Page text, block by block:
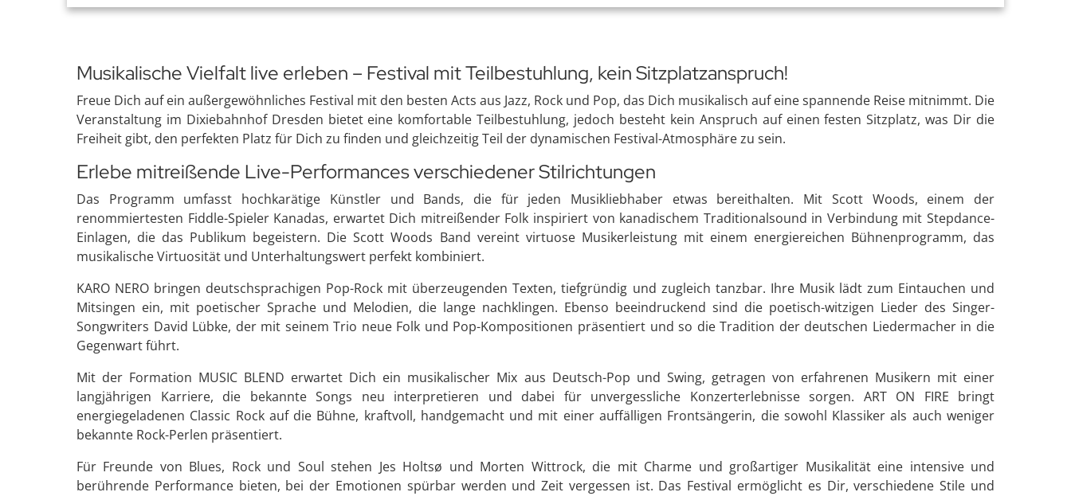
Musikalische Vielfalt live erleben – Festival mit Teilbestuhlung, kein Sitzplatzanspruch!
Freue Dich auf ein außergewöhnliches Festival mit den besten Acts aus Jazz, Rock und Pop, das Dich musikalisch auf eine spannende Reise mitnimmt. Die
Veranstaltung im Dixiebahnhof Dresden bietet eine komfortable Teilbestuhlung, jedoch besteht kein Anspruch auf einen festen Sitzplatz, was Dir die
Freiheit gibt, den perfekten Platz für Dich zu finden und gleichzeitig Teil der dynamischen Festival-Atmosphäre zu sein.
Erlebe mitreißende Live-Performances verschiedener Stilrichtungen
Das Programm umfasst hochkarätige Künstler und Bands, die für jeden Musikliebhaber etwas bereithalten. Mit Scott Woods, einem der
renommiertesten Fiddle-Spieler Kanadas, erwartet Dich mitreißender Folk inspiriert von kanadischem Traditionalsound in Verbindung mit Stepdance-
Einlagen, die das Publikum begeistern. Die Scott Woods Band vereint virtuose Musikerleistung mit einem energiereichen Bühnenprogramm, das
musikalische Virtuosität und Unterhaltungswert perfekt kombiniert.
KARO NERO bringen deutschsprachigen Pop-Rock mit überzeugenden Texten, tiefgründig und zugleich tanzbar. Ihre Musik lädt zum Eintauchen und
Mitsingen ein, mit poetischer Sprache und Melodien, die lange nachklingen. Ebenso beeindruckend sind die poetisch-witzigen Lieder des Singer-
Songwriters David Lübke, der mit seinem Trio neue Folk und Pop-Kompositionen präsentiert und so die Tradition der deutschen Liedermacher in die
Gegenwart führt.
Mit der Formation MUSIC BLEND erwartet Dich ein musikalischer Mix aus Deutsch-Pop und Swing, getragen von erfahrenen Musikern mit einer
langjährigen Karriere, die bekannte Songs neu interpretieren und dabei für unvergessliche Konzerterlebnisse sorgen. ART ON FIRE bringt
energiegeladenen Classic Rock auf die Bühne, kraftvoll, handgemacht und mit einer auffälligen Frontsängerin, die sowohl Klassiker als auch weniger
bekannte Rock-Perlen präsentiert.
Für Freunde von Blues, Rock und Soul stehen Jes Holtsø und Morten Wittrock, die mit Charme und großartiger Musikalität eine intensive und
berührende Performance bieten, bei der Emotionen spürbar werden und Zeit vergessen ist. Das Festival ermöglicht es Dir, verschiedene Stile und